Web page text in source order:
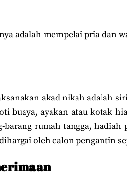
adalah mempelai pria dan
akad nikah adalah
buaya, ayakan atau kotak
rumah tangga, hadiah
oleh calon pengantin